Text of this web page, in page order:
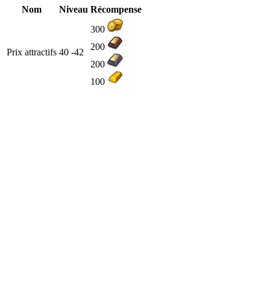
Nom Niveau Récompense
Prix attractifs 40 -42
300
200
200
100